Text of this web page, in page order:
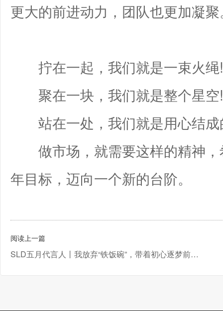
更大的前进动力，团队也更加凝
拧在一起，我们就是一束火绳!
聚在一块，我们就是整个星空!
站在一处，我们就是用心结成
做市场，就需要这样的精神，
年目标，迈向一个新的台阶。
阅读上一篇
SLD五月代言人丨我放弃“铁饭碗”，带着初心逐梦前行！